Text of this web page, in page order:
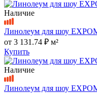
Наличие
Линолеум для шоу
от 3 131.74 ₽ м²
Купить
Наличие
Линолеум для шоу